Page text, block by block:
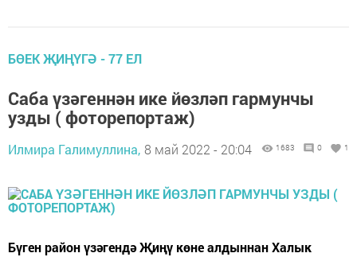
БӨЕК ҖИҢҮГӘ - 77 ЕЛ
Саба үзәгеннән ике йөзләп гармунчы
узды ( фоторепортаж)
Илмира Галимуллина, 8 май 2022 - 20:04 1683 0 1
Бүген район үзәгендә Җиңү көне алдыннан Халык